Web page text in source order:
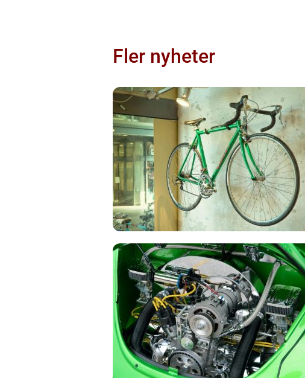
Fler nyheter